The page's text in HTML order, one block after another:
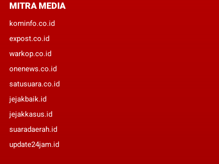
MITRA MEDIA
kominfo.co.id
expost.co.id
warkop.co.id
onenews.co.id
satusuara.co.id
jejakbaik.id
jejakkasus.id
suaradaerah.id
update24jam.id